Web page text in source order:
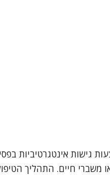
גישות אינטגרטיביות
חיים. התהליך